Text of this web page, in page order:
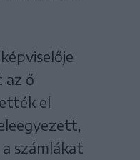
ő
el
számlákat